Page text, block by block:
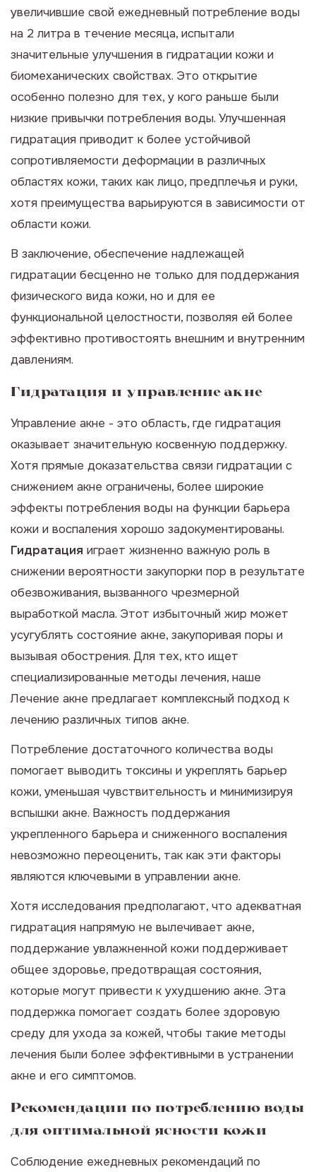
увеличившие свой ежедневный потребление воды
на 2 литра в течение месяца, испытали
значительные улучшения в гидратации кожи и
биомеханических свойствах. Это открытие
особенно полезно для тех, у кого раньше были
низкие привычки потребления воды. Улучшенная
гидратация приводит к более устойчивой
сопротивляемости деформации в различных
областях кожи, таких как лицо, предплечья и руки,
хотя преимущества варьируются в зависимости от
области кожи.
В заключение, обеспечение надлежащей
гидратации бесценно не только для поддержания
физического вида кожи, но и для ее
функциональной целостности, позволяя ей более
эффективно противостоять внешним и внутренним
давлениям.
Гидратация и управление акне
Управление акне - это область, где гидратация
оказывает значительную косвенную поддержку.
Хотя прямые доказательства связи гидратации с
снижением акне ограничены, более широкие
эффекты потребления воды на функции барьера
кожи и воспаления хорошо задокументированы.
Гидратация играет жизненно важную роль в
снижении вероятности закупорки пор в результате
обезвоживания, вызванного чрезмерной
выработкой масла. Этот избыточный жир может
усугублять состояние акне, закупоривая поры и
вызывая обострения. Для тех, кто ищет
специализированные методы лечения, наше
Лечение акне предлагает комплексный подход к
лечению различных типов акне.
Потребление достаточного количества воды
помогает выводить токсины и укреплять барьер
кожи, уменьшая чувствительность и минимизируя
вспышки акне. Важность поддержания
укрепленного барьера и сниженного воспаления
невозможно переоценить, так как эти факторы
являются ключевыми в управлении акне.
Хотя исследования предполагают, что адекватная
гидратация напрямую не вылечивает акне,
поддержание увлажненной кожи поддерживает
общее здоровье, предотвращая состояния,
которые могут привести к ухудшению акне. Эта
поддержка помогает создать более здоровую
среду для ухода за кожей, чтобы такие методы
лечения были более эффективными в устранении
акне и его симптомов.
Рекомендации по потреблению воды
для оптимальной ясности кожи
Соблюдение ежедневных рекомендаций по